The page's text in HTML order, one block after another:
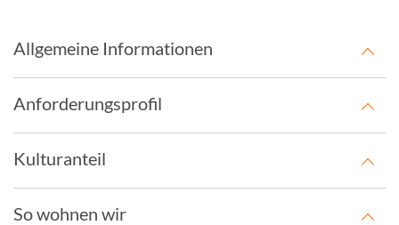
Allgemeine Informationen
Anforderungsprofil
Kulturanteil
So wohnen wir